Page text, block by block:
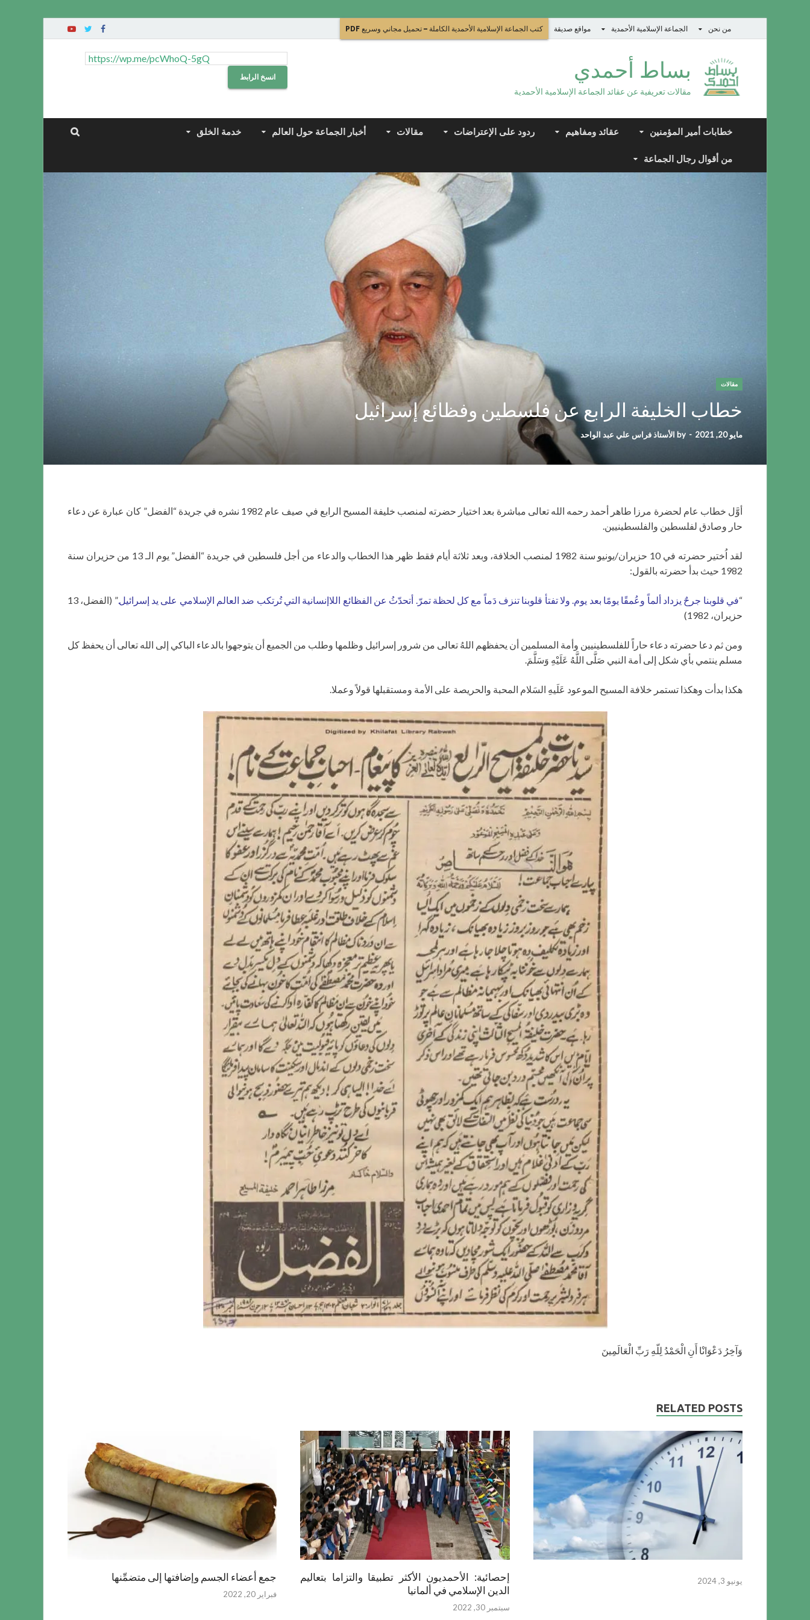
من نحن الجماعة الإسلامية الأحمدية مواقع صديقة كتب الجماعة الإسلامية الأحمدية الكاملة – تحميل مجاني وسريع PDF
بساط أحمدي
مقالات تعريفية عن عقائد الجماعة الإسلامية الأحمدية
انسخ الرابط
خطابات أمير المؤمنين عقائد ومفاهيم ردود على الإعتراضات مقالات أخبار الجماعة حول العالم خدمة الخلق
من أقوال رجال الجماعة
مقالات
خطاب الخليفة الرابع عن فلسطين وفظائع إسرائيل
مايو 20, 2021 -
by الأستاذ فراس علي عبد الواحد
أوَّل خطاب عام لحضرة مرزا ​​طاهر أحمد رحمه الله تعالى مباشرة بعد اختيار حضرته لمنصب خليفة المسيح الرابع في صيف عام 1982 نشره في جريدة “الفضل” كان عبارة عن دعاء
حار وصادق لفلسطين والفلسطينيين.
لقد اُختير حضرته في 10 حزيران/يونيو سنة 1982 لمنصب الخلافة، وبعد ثلاثة أيام فقط ظهر هذا الخطاب والدعاء من أجل فلسطين في جريدة “الفضل” يوم الـ 13 من حزيران سنة
1982 حيث بدأ حضرته بالقول:
“في قلوبنا جرحٌ يزداد ألماً وعُمقًا يومًا بعد يوم. ولا تفتأ قلوبنا تنزف دَماً مع كل لحظة تمرّ. أتحدّثُ عن الفظائع اللاإنسانية التي تُرتكب ضد العالم الإسلامي على يد إسرائيل.
” (الفضل، 13
حزيران، 1982)
ومن ثم دعا حضرته دعاء حاراً للفلسطينيين وأمة المسلمين أن يحفظهم اللهُ تعالى من شرور إسرائيل وظلمها وطلب من الجميع أن يتوجهوا بالدعاء الباكي إلى الله تعالى أن يحفظ كل
مسلم ينتمي بأي شكل إلى أمة النبي صَلَّى اللَّهُ عَلَيْهِ وَسَلَّمَ.
هكذا بدأت وهكذا تستمر خلافة المسيح الموعود عَلَيهِ السَلام المحبة والحريصة على الأمة ومستقبلها قولاً وعملا.
وَآخِرُ دَعْوَانْا أَنِ الْحَمْدُ لِلّهِ رَبِّ الْعَالَمِينَ
RELATED POSTS
يونيو 3, 2024
إحصائية: الأحمديون الأكثر تطبيقا والتزاما بتعاليم
الدين الإسلامي في ألمانيا
سبتمبر 30, 2022
جمع أعضاء الجسم وإضافتها إلى متضمِّنها
فبراير 20, 2022